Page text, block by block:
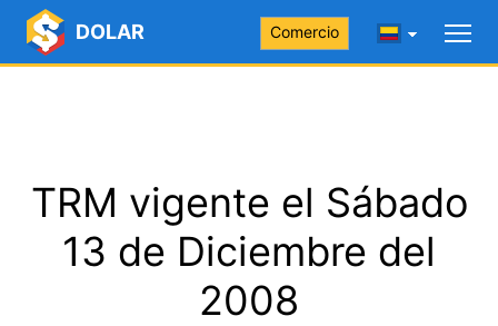
DOLAR Comercio
TRM vigente el Sábado
13 de Diciembre del
2008